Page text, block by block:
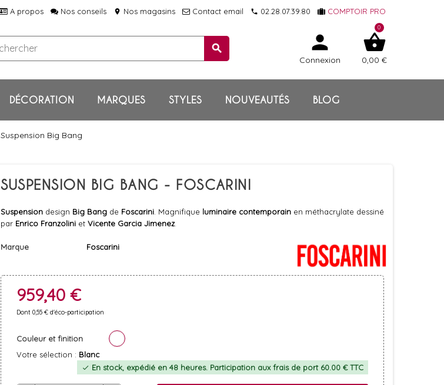
A propos Nos conseils location_on Nos magasins Contact email local_phone 02.28.07.39.80 COMPTOIR PRO
search person
Connexion
shopping_basket
0,00 €
0
DÉCORATION MARQUES STYLES NOUVEAUTÉS BLOG
Suspension Big Bang
SUSPENSION BIG BANG - FOSCARINI
Suspensiondesign Big Bangde Foscarini. Magnifique luminaire contemporainen méthacrylate dessiné
par Enrico Franzoliniet Vicente Garcia Jimenez.
Marque Foscarini
959,40 €
Dont 0,55 € d'éco-participation
Couleur et finition
Votre sélection : Blanc
check En stock, expédié en 48 heures. Participation aux frais de port 60.00 € TTC